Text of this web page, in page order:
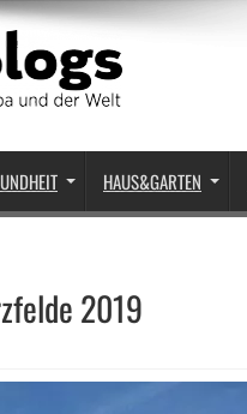
HAUS&GARTEN
2019